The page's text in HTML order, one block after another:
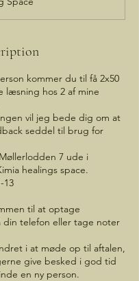
kommer du til få 2x50
læsning hos 2 af mine
vil jeg bede dig om at
seddel til brug for
7 ude i
healings space.
13
til at optage
telefon eller tage noter
i at møde op til aftalen,
give besked i god tid
en ny person.